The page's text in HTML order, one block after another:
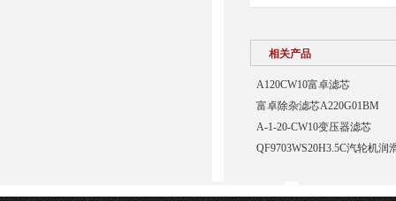
相关产品
A120CW10富卓滤芯
富卓除杂滤芯A220G01BM
A-1-20-CW10变压器滤芯
QF9703WS20H3.5C汽轮机润